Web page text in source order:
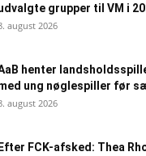
grupper til VM i
august 2026
henter
ung nøglespiller før
august 2026
Efter FCK-afsked: Thea